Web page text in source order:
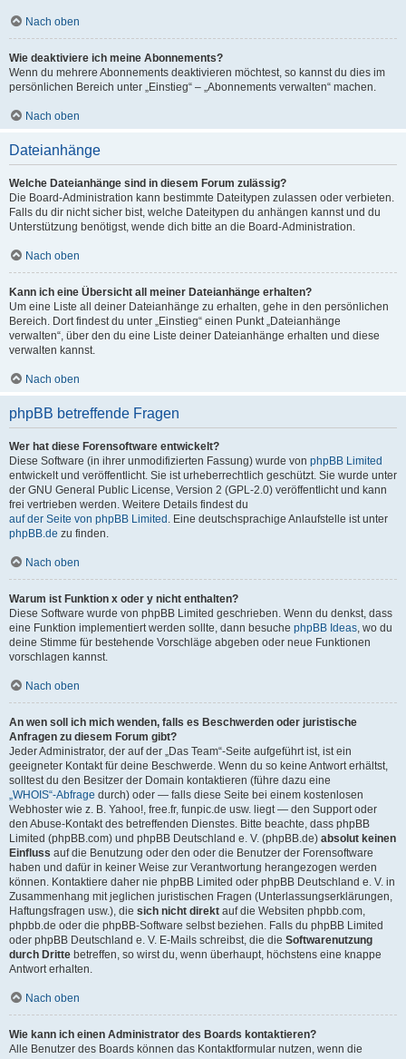
Nach oben
Wie deaktiviere ich meine Abonnements?
Wenn du mehrere Abonnements deaktivieren möchtest, so kannst du dies im
persönlichen Bereich unter „Einstieg“ – „Abonnements verwalten“ machen.
Nach oben
Dateianhänge
Welche Dateianhänge sind in diesem Forum zulässig?
Die Board-Administration kann bestimmte Dateitypen zulassen oder verbieten.
Falls du dir nicht sicher bist, welche Dateitypen du anhängen kannst und du
Unterstützung benötigst, wende dich bitte an die Board-Administration.
Nach oben
Kann ich eine Übersicht all meiner Dateianhänge erhalten?
Um eine Liste all deiner Dateianhänge zu erhalten, gehe in den persönlichen
Bereich. Dort findest du unter „Einstieg“ einen Punkt „Dateianhänge
verwalten“, über den du eine Liste deiner Dateianhänge erhalten und diese
verwalten kannst.
Nach oben
phpBB betreffende Fragen
Wer hat diese Forensoftware entwickelt?
Diese Software (in ihrer unmodifizierten Fassung) wurde von phpBB Limited
entwickelt und veröffentlicht. Sie ist urheberrechtlich geschützt. Sie wurde unter
der GNU General Public License, Version 2 (GPL-2.0) veröffentlicht und kann
frei vertrieben werden. Weitere Details findest du
auf der Seite von phpBB Limited . Eine deutschsprachige Anlaufstelle ist unter
phpBB.de zu finden.
Nach oben
Warum ist Funktion x oder y nicht enthalten?
Diese Software wurde von phpBB Limited geschrieben. Wenn du denkst, dass
eine Funktion implementiert werden sollte, dann besuche phpBB Ideas, wo du
deine Stimme für bestehende Vorschläge abgeben oder neue Funktionen
vorschlagen kannst.
Nach oben
An wen soll ich mich wenden, falls es Beschwerden oder juristische
Anfragen zu diesem Forum gibt?
Jeder Administrator, der auf der „Das Team“-Seite aufgeführt ist, ist ein
geeigneter Kontakt für deine Beschwerde. Wenn du so keine Antwort erhältst,
solltest du den Besitzer der Domain kontaktieren (führe dazu eine
„WHOIS“-Abfrage durch) oder — falls diese Seite bei einem kostenlosen
Webhoster wie z. B. Yahoo!, free.fr, funpic.de usw. liegt — den Support oder
den Abuse-Kontakt des betreffenden Dienstes. Bitte beachte, dass phpBB
Limited (phpBB.com) und phpBB Deutschland e. V. (phpBB.de) absolut keinen
Einfluss auf die Benutzung oder den oder die Benutzer der Forensoftware
haben und dafür in keiner Weise zur Verantwortung herangezogen werden
können. Kontaktiere daher nie phpBB Limited oder phpBB Deutschland e. V. in
Zusammenhang mit jeglichen juristischen Fragen (Unterlassungserklärungen,
Haftungsfragen usw.), die sich nicht direkt auf die Websiten phpbb.com,
phpbb.de oder die phpBB-Software selbst beziehen. Falls du phpBB Limited
oder phpBB Deutschland e. V. E-Mails schreibst, die die Softwarenutzung
durch Dritte betreffen, so wirst du, wenn überhaupt, höchstens eine knappe
Antwort erhalten.
Nach oben
Wie kann ich einen Administrator des Boards kontaktieren?
Alle Benutzer des Boards können das Kontaktformular nutzen, wenn die